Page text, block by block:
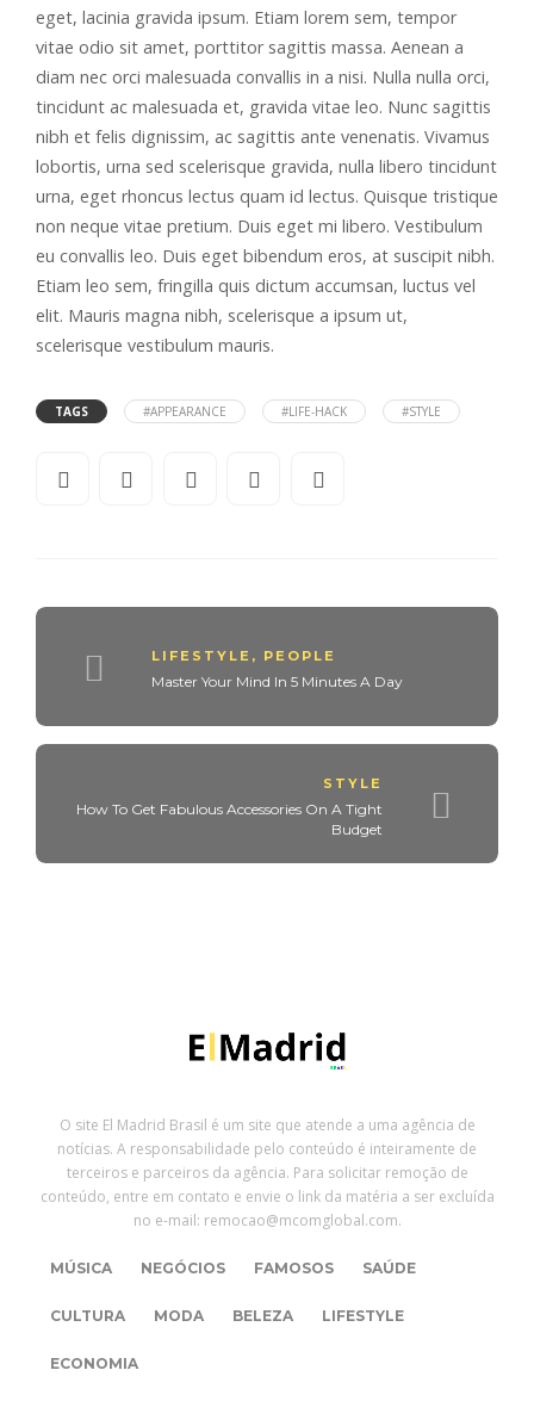
eget, lacinia gravida ipsum. Etiam lorem sem, tempor
vitae odio sit amet, porttitor sagittis massa. Aenean a
diam nec orci malesuada convallis in a nisi. Nulla nulla orci,
tincidunt ac malesuada et, gravida vitae leo. Nunc sagittis
nibh et felis dignissim, ac sagittis ante venenatis. Vivamus
lobortis, urna sed scelerisque gravida, nulla libero tincidunt
urna, eget rhoncus lectus quam id lectus. Quisque tristique
non neque vitae pretium. Duis eget mi libero. Vestibulum
eu convallis leo. Duis eget bibendum eros, at suscipit nibh.
Etiam leo sem, fringilla quis dictum accumsan, luctus vel
elit. Mauris magna nibh, scelerisque a ipsum ut,
scelerisque vestibulum mauris.
TAGS #APPEARANCE #LIFE-HACK #STYLE
LIFESTYLE , PEOPLE
Master Your Mind In 5 Minutes A Day
STYLE
How To Get Fabulous Accessories On A Tight
Budget
O site El Madrid Brasil é um site que atende a uma agência de
notícias. A responsabilidade pelo conteúdo é inteiramente de
terceiros e parceiros da agência. Para solicitar remoção de
conteúdo, entre em contato e envie o link da matéria a ser excluída
no e-mail: remocao@mcomglobal.com.
MÚSICA NEGÓCIOS FAMOSOS SAÚDE
CULTURA MODA BELEZA LIFESTYLE
ECONOMIA